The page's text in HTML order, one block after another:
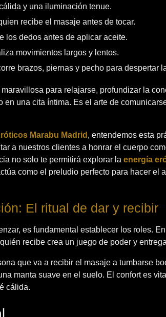
y una iluminación tenue.
recibe el masaje antes de tocar.
los dedos antes de aplicar aceite.
movimientos largos y lentos.
brazos, piernas y pecho para despertar
para relajarse, profundizar la
en una cita íntima. Es el arte de
Marabu Madrid , entendemos esta
a nuestros clientes a honrar el cuerpo
no solo te permitirá explorar laenergía
como el preludio perfecto para hacer el
El ritual de dar y recibir
es fundamental establecer los roles.
recibe crea un juego de poder y
que va a recibir el masaje a tumbarse
manta suave en el suelo. El confort es
cálida.